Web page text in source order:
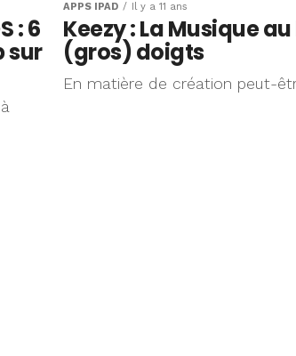
: 6
sur
APPS IPAD Il y a 11 ans
Keezy : La Musique
(gros) doigts
En matière de création peut-